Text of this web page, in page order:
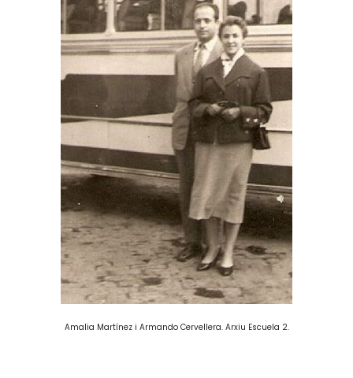
Amalia Martínez i Armando Cervellera. Arxiu Escuela 2.